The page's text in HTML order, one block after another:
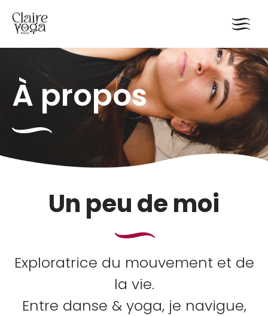
À propos
Un peu de moi
Exploratrice du mouvement et de
la vie.
Entre danse & yoga, je navigue,